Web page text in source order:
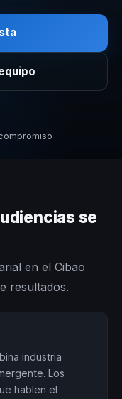
se
en el Cibao
resultados.
industria
Los
hablen el